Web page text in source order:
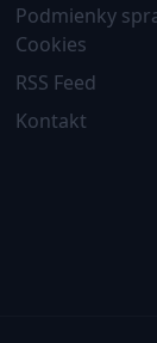
Podmienky
Cookies
RSS Feed
Kontakt